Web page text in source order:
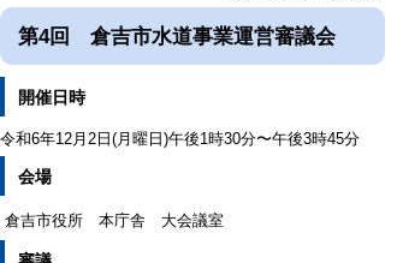
第4回 倉吉市水道事業運営審議会
開催日時
令和6年12月2日(月曜日)午後1時30分〜午後3時45分
会場
倉吉市役所 本庁舎 大会議室